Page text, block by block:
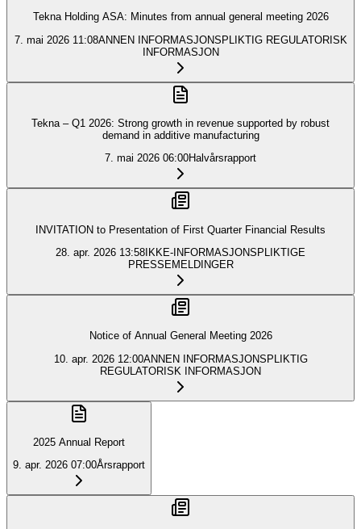
Tekna Holding ASA: Minutes from annual general meeting 2026
7. mai 2026 11:08ANNEN INFORMASJONSPLIKTIG REGULATORISK
INFORMASJON
Tekna – Q1 2026: Strong growth in revenue supported by robust
demand in additive manufacturing
7. mai 2026 06:00Halvårsrapport
INVITATION to Presentation of First Quarter Financial Results
28. apr. 2026 13:58 IKKE-INFORMASJONSPLIKTIGE
PRESSEMELDINGER
Notice of Annual General Meeting 2026
10. apr. 2026 12:00ANNEN INFORMASJONSPLIKTIG
REGULATORISK INFORMASJON
2025 Annual Report
9. apr. 2026 07:00Årsrapport